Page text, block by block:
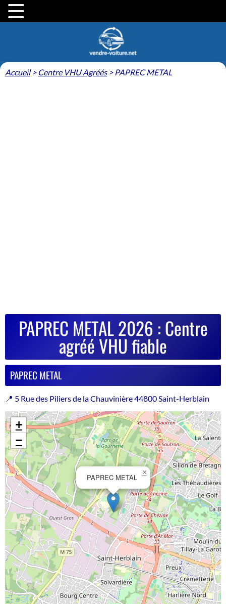
Accueil> Centre VHU Agréés> PAPREC METAL
PAPREC METAL 2026 : Centre
agréé VHU fiable
PAPREC METAL
📍 5 Rue des Piliers de la Chauvinière 44800 Saint-Herblain
PAPREC METAL
×
+
−